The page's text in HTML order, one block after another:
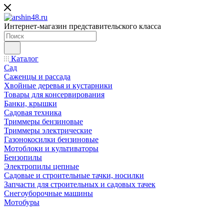
Интернет-магазин представительского класса
Каталог
Сад
Саженцы и рассада
Хвойные деревья и кустарники
Товары для консервирования
Банки, крышки
Садовая техника
Триммеры бензиновые
Триммеры электрические
Газонокосилки бензиновые
Мотоблоки и культиваторы
Бензопилы
Электропилы цепные
Садовые и строительные тачки, носилки
Запчасти для строительных и садовых тачек
Снегоуборочные машины
Мотобуры